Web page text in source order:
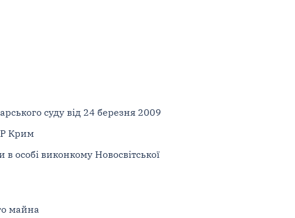
суду від 24 березня 2009
Крим
особі виконкому Новосвітської
майна